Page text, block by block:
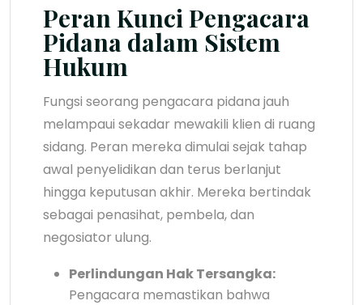
Peran Kunci Pengacara
Pidana dalam Sistem
Hukum
Fungsi seorang pengacara pidana jauh
melampaui sekadar mewakili klien di ruang
sidang. Peran mereka dimulai sejak tahap
awal penyelidikan dan terus berlanjut
hingga keputusan akhir. Mereka bertindak
sebagai penasihat, pembela, dan
negosiator ulung.
Perlindungan Hak Tersangka:
Pengacara memastikan bahwa